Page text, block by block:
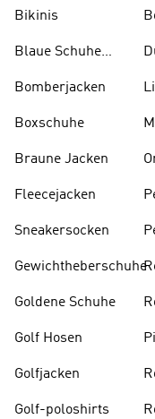
Bikinis
Blaue Schuhe
Bomberjacken
Boxschuhe
Braune Jacken
Fleecejacken
Sneakersocken
Gewichtheberschuhe
Goldene Schuhe
Golf Hosen
Golfjacken
Golf-poloshirts